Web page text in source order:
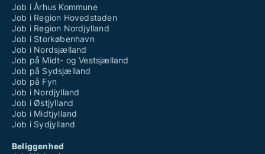
Job i Århus Kommune
Job i Region Hovedstaden
Job i Region Nordjylland
Job i Storkøbenhavn
Job i Nordsjælland
Job på Midt- og Vestsjælland
Job på Sydsjælland
Job på Fyn
Job i Nordjylland
Job i Østjylland
Job i Midtjylland
Job i Sydjylland
Beliggenhed